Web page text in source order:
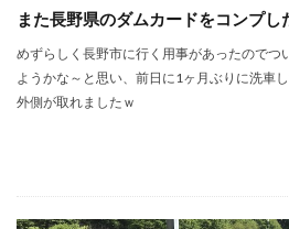
また長野県のダムカードをコンプし
めずらしく長野市に行く用事があったのでつ
ようかな～と思い、前日に1ヶ月ぶりに洗車
外側が取れましたｗ